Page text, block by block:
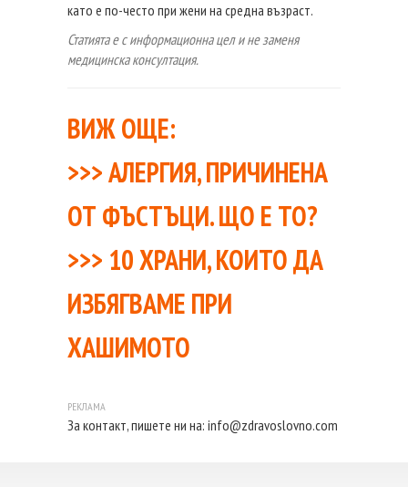
като е по-често при жени на средна възраст.
Статията е с информационна цел и не заменя
медицинска консултация.
ВИЖ ОЩЕ:
>>>АЛЕРГИЯ, ПРИЧИНЕНА
ОТ ФЪСТЪЦИ. ЩО Е ТО?
>>> 10 ХРАНИ, КОИТО ДА
ИЗБЯГВАМЕ ПРИ
ХАШИМОТО
За контакт, пишете ни на: info@zdravoslovno.com